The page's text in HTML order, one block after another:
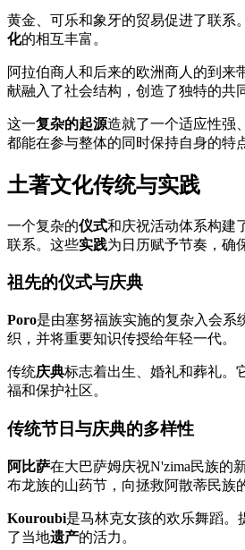
黄金、可乐和象牙的贸易促进了联系
化的相互丰富。
阿拉伯商人和后来的欧洲商人的到来
献融入了社会结构，创造了独特的共
这一复杂的起源造就了一个适应性强
都能在参与整体的同时保持自身的特
土著文化传统与实践
一个复杂的仪式和庆祝活动体系构建
联系。这些实践为日历赋予节奏，确
祖先的仪式与庆典
Poro是由塞努福族实施的复杂入会系
织，并将重要知识传授给年轻一代。
传统庆典标志着出生、婚礼和葬礼。
福和保护社区。
传统节日与庆典的多样性
阿比萨在大巴萨姆庆祝N'zima民族的
布龙族的山药节，向拯救阿散蒂民族
Kouroubi是马林克女孩的欢乐舞蹈。
了当地遗产的活力。